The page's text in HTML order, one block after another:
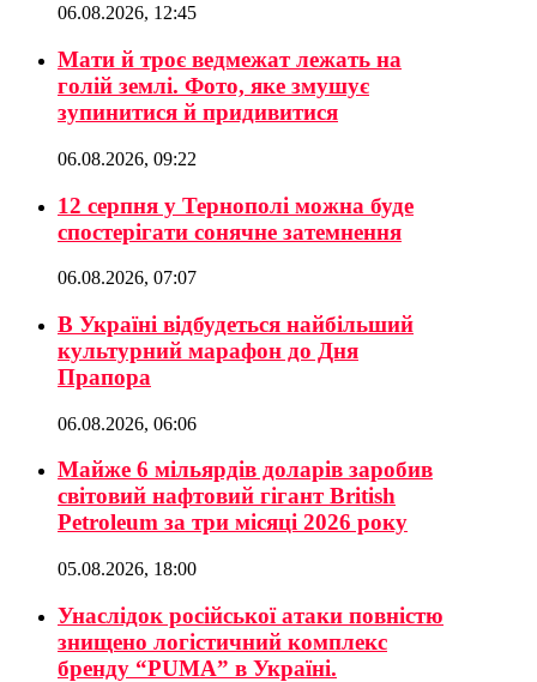
06.08.2026, 12:45
Мати й троє ведмежат лежать на
голій землі. Фото, яке змушує
зупинитися й придивитися
06.08.2026, 09:22
12 серпня у Тернополі можна буде
спостерігати сонячне затемнення
06.08.2026, 07:07
В Україні відбудеться найбільший
культурний марафон до Дня
Прапора
06.08.2026, 06:06
Майже 6 мільярдів доларів заробив
світовий нафтовий гігант British
Petroleum за три місяці 2026 року
05.08.2026, 18:00
Унаслідок російської атаки повністю
знищено логістичний комплекс
бренду “PUMA” в Україні.